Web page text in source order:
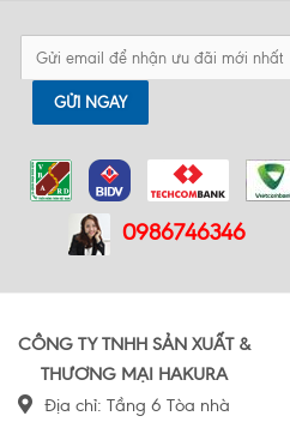
GỬI NGAY
0986746346
CÔNG TY TNHH SẢN XUẤT &
THƯƠNG MẠI HAKURA
Địa chỉ: Tầng 6 Tòa nhà